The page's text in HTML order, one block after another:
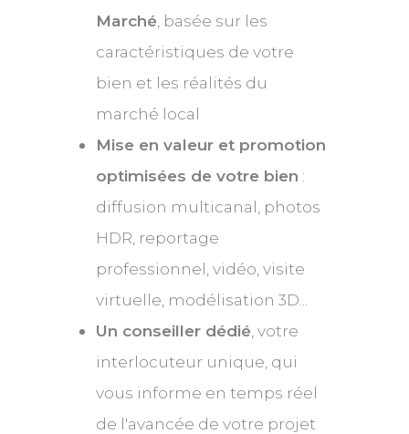
Marché , basée sur les
caractéristiques de votre
bien et les réalités du
marché local
Mise en valeur et promotion
optimisées de votre bien :
diffusion multicanal, photos
HDR, reportage
professionnel, vidéo, visite
virtuelle, modélisation 3D...
Un conseiller dédié , votre
interlocuteur unique, qui
vous informe en temps réel
de l'avancée de votre projet